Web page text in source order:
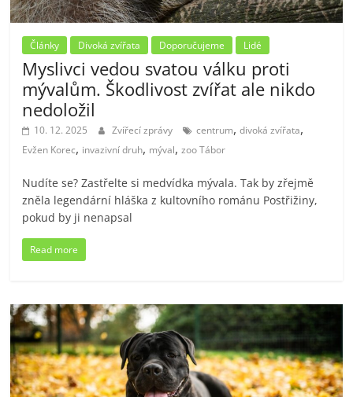
Články Divoká zvířata Doporučujeme Lidé
Myslivci vedou svatou válku proti
mývalům. Škodlivost zvířat ale nikdo
nedoložil
10. 12. 2025 Zvířecí zprávy centrum,divoká zvířata,
Evžen Korec, invazivní druh, mýval,zoo Tábor
Nudíte se? Zastřelte si medvídka mývala. Tak by zřejmě
zněla legendární hláška z kultovního románu Postřižiny,
pokud by ji nenapsal
Read more